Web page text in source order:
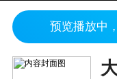
预览播放中